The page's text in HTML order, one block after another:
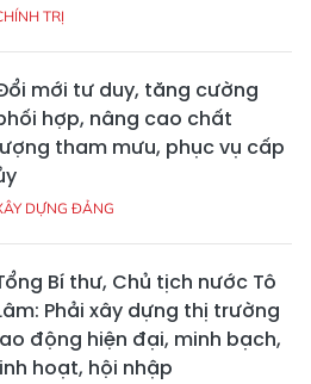
TRỊ
mới tư duy, tăng cường
hợp, nâng cao chất
tham mưu, phục vụ cấp
DỰNG ĐẢNG
Bí thư, Chủ tịch nước Tô
Phải xây dựng thị trường
động hiện đại, minh bạch,
hoạt, hội nhập